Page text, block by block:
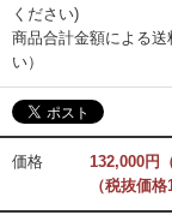
ください)
商品合計金額による
い）
価格
132,000円
（税抜価